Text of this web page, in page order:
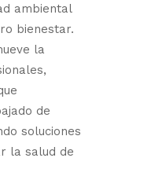
ambiental
bienestar.
la
de
soluciones
la salud de